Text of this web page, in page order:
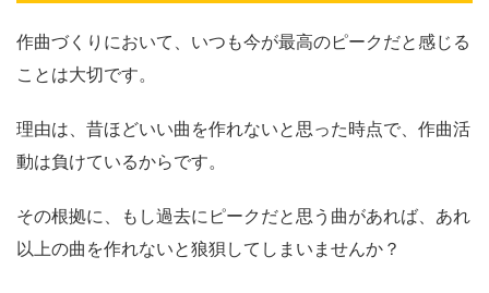
作曲づくりにおいて、いつも今が最高のピークだと感じる
ことは大切です。
理由は、昔ほどいい曲を作れないと思った時点で、作曲活
動は負けているからです。
その根拠に、もし過去にピークだと思う曲があれば、あれ
以上の曲を作れないと狼狽してしまいませんか？